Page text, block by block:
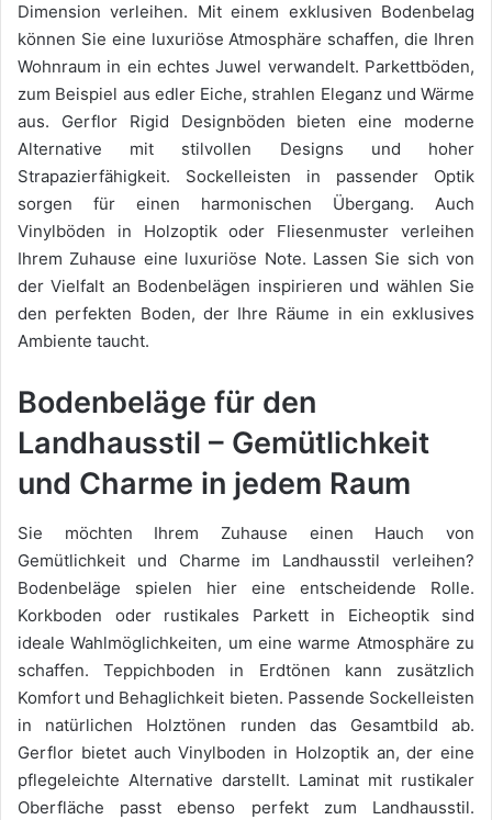
Dimension verleihen. Mit einem exklusiven Bodenbelag
können Sie eine luxuriöse Atmosphäre schaffen, die Ihren
Wohnraum in ein echtes Juwel verwandelt. Parkettböden,
zum Beispiel aus edler Eiche, strahlen Eleganz und Wärme
aus. Gerflor Rigid Designböden bieten eine moderne
Alternative mit stilvollen Designs und hoher
Strapazierfähigkeit. Sockelleisten in passender Optik
sorgen für einen harmonischen Übergang. Auch
Vinylböden in Holzoptik oder Fliesenmuster verleihen
Ihrem Zuhause eine luxuriöse Note. Lassen Sie sich von
der Vielfalt an Bodenbelägen inspirieren und wählen Sie
den perfekten Boden, der Ihre Räume in ein exklusives
Ambiente taucht.
Bodenbeläge für den
Landhausstil – Gemütlichkeit
und Charme in jedem Raum
Sie möchten Ihrem Zuhause einen Hauch von
Gemütlichkeit und Charme im Landhausstil verleihen?
Bodenbeläge spielen hier eine entscheidende Rolle.
Korkboden oder rustikales Parkett in Eicheoptik sind
ideale Wahlmöglichkeiten, um eine warme Atmosphäre zu
schaffen. Teppichboden in Erdtönen kann zusätzlich
Komfort und Behaglichkeit bieten. Passende Sockelleisten
in natürlichen Holztönen runden das Gesamtbild ab.
Gerflor bietet auch Vinylboden in Holzoptik an, der eine
pflegeleichte Alternative darstellt. Laminat mit rustikaler
Oberfläche passt ebenso perfekt zum Landhausstil.